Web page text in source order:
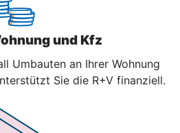
und Kfz
Umbauten an Ihrer Wohnung
Sie die R+V finanziell.